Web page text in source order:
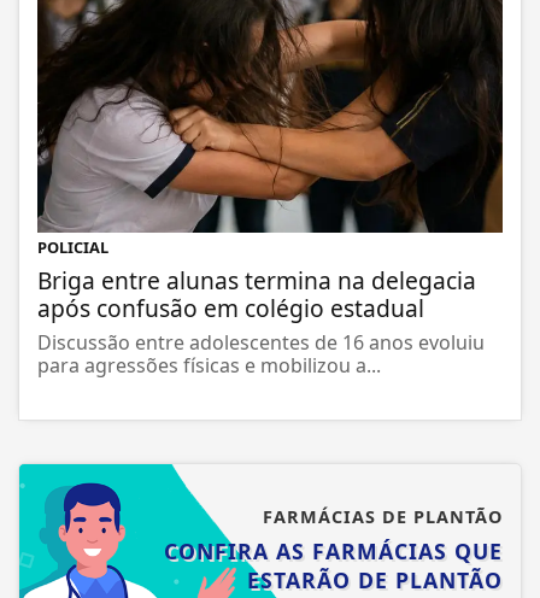
POLICIAL
Briga entre alunas termina na delegacia
após confusão em colégio estadual
Discussão entre adolescentes de 16 anos evoluiu
para agressões físicas e mobilizou a...
FARMÁCIAS DE PLANTÃO
CONFIRA AS FARMÁCIAS QUE
ESTARÃO DE PLANTÃO